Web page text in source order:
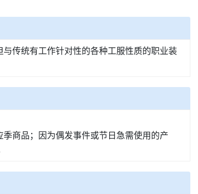
传统有工作针对性的各种工服性质的职业装
商品；因为偶发事件或节日急需使用的产